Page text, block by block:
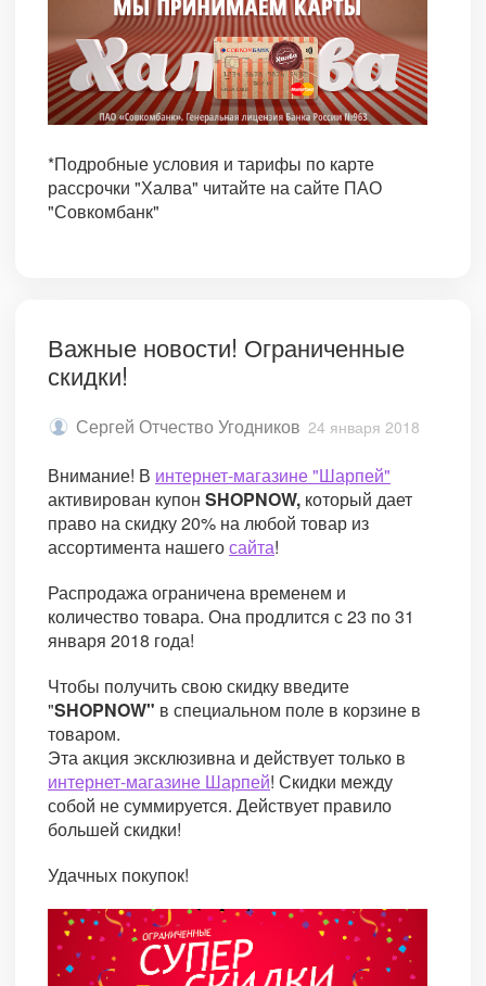
*Подробные условия и тарифы по карте
рассрочки "Халва" читайте на сайте ПАО
"Совкомбанк"
Важные новости! Ограниченные
скидки!
Сергей Отчество Угодников 24 января 2018
Внимание! В интернет-магазине "Шарпей"
активирован купон SHOPNOW, который дает
право на скидку 20% на любой товар из
ассортимента нашегосайта!
Распродажа ограничена временем и
количество товара. Она продлится с 23 по 31
января 2018 года!
Чтобы получить свою скидку введите
"SHOPNOW" в специальном поле в корзине в
товаром.
Эта акция эксклюзивна и действует только в
интернет-магазине Шарпей! Скидки между
собой не суммируется. Действует правило
большей скидки!
Удачных покупок!